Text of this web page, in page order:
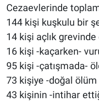
Cezaevlerinde
144 kişi kuşkulu bir
14 kişi açlık grevinde
16 kişi -kaçarken-
95 kişi -çatışmada-
73 kişiye -doğal
43 kişinin -intihar